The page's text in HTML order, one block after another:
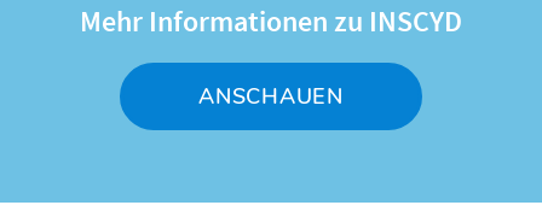
Mehr Informationen zu INSCYD
ANSCHAUEN